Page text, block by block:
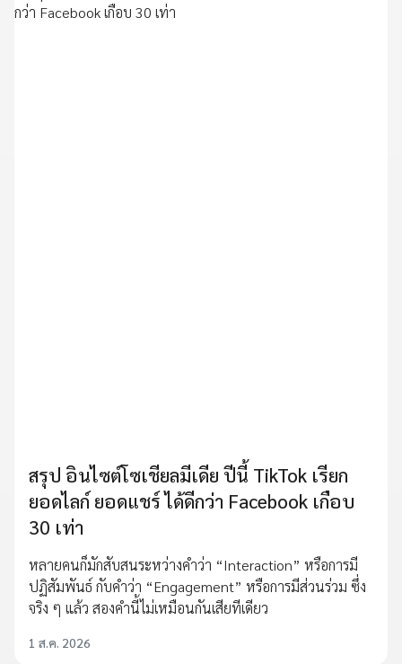
สรุป อินไซต์โซเชียลมีเดีย ปีนี้ TikTok เรียก
ยอดไลก์ ยอดแชร์ ได้ดีกว่า Facebook เกือบ
30 เท่า
หลายคนก็มักสับสนระหว่างคำว่า “Interaction” หรือการมี
ปฏิสัมพันธ์ กับคำว่า “Engagement” หรือการมีส่วนร่วม ซึ่ง
จริง ๆ แล้ว สองคำนี้ไม่เหมือนกันเสียทีเดียว
1 ส.ค. 2026